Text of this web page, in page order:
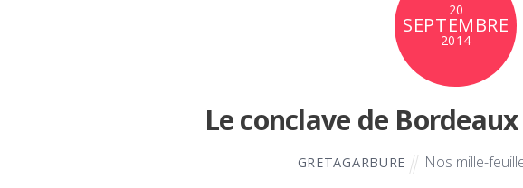
20
SEPTEMBRE
2014
Le conclave de
GRETAGARBURE Nos mille-